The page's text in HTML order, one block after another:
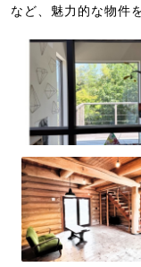
など、魅力的な物件